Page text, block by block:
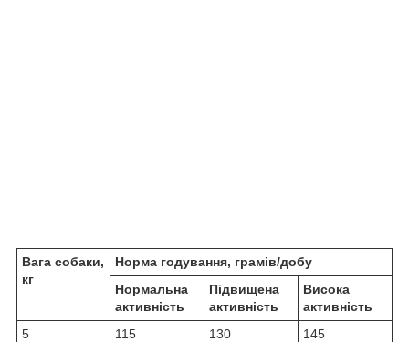
Вага собаки,
кг
Норма годування, грамів/добу
Нормальна
активність
Підвищена
активність
Висока
активність
5
115 130
145